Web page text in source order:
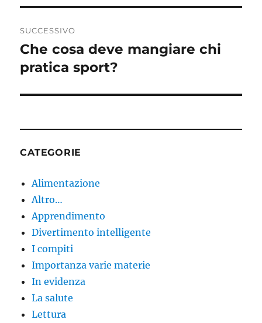
SUCCESSIVO
Articolo
successivo:
Che cosa deve mangiare chi
pratica sport?
CATEGORIE
Alimentazione
Altro…
Apprendimento
Divertimento intelligente
I compiti
Importanza varie materie
In evidenza
La salute
Lettura